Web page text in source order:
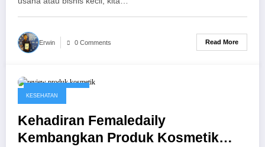
Erwin 0 Comments Read More
January 17, 2017
KESEHATAN
Kehadiran Femaledaily
Kembangkan Produk Kosmetik